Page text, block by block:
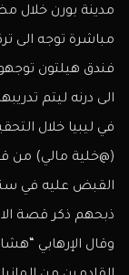
مدينة بورن خلال
مباشرة توجه الى
فندق هيلتون
الى درنه ليتم
في ليبيا خلال
(@خلية مالي) من
وقال الإرهابي